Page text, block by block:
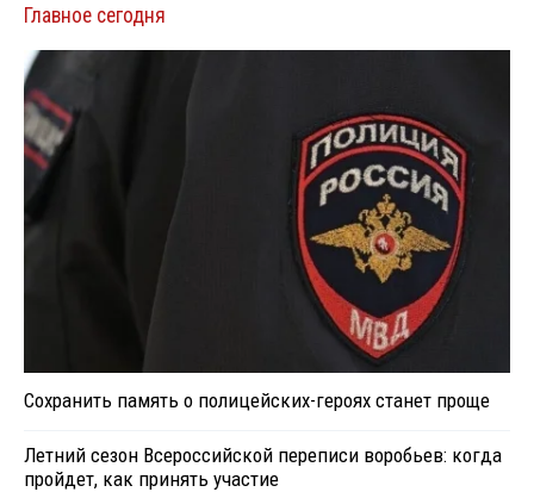
Главное сегодня
Сохранить память о полицейских-героях станет проще
Летний сезон Всероссийской переписи воробьев: когда
пройдет, как принять участие